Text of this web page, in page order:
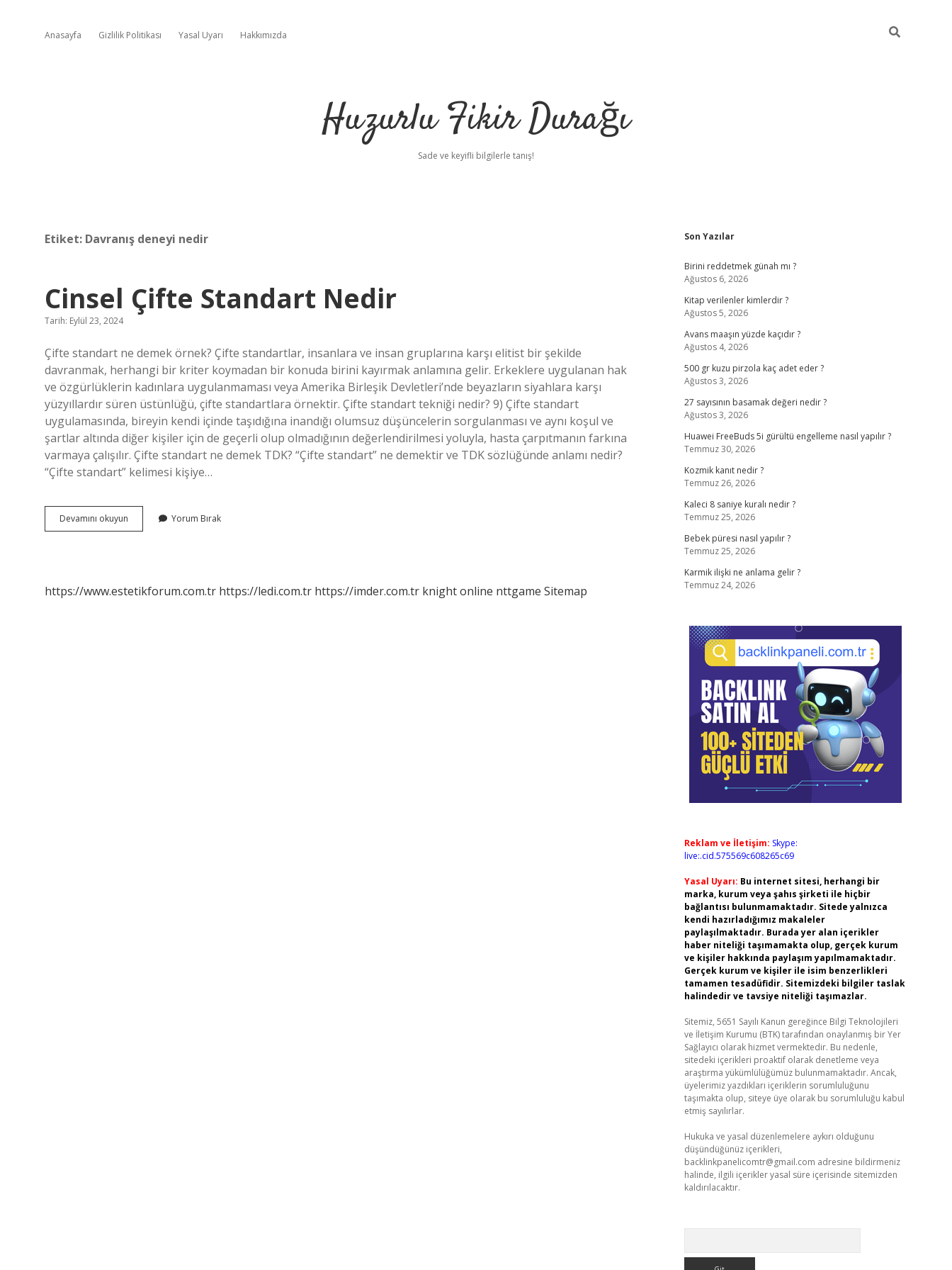
Anasayfa Gizlilik Politikası Yasal Uyarı Hakkımızda
Huzurlu Fikir Durağı
Sade ve keyifli bilgilerle tanış!
Etiket: Davranış deneyi nedir
Cinsel Çifte Standart Nedir
Tarih: Eylül 23, 2024
Çifte standart ne demek örnek? Çifte standartlar, insanlara ve insan gruplarına karşı elitist bir şekilde
davranmak, herhangi bir kriter koymadan bir konuda birini kayırmak anlamına gelir. Erkeklere uygulanan hak
ve özgürlüklerin kadınlara uygulanmaması veya Amerika Birleşik Devletleri’nde beyazların siyahlara karşı
yüzyıllardır süren üstünlüğü, çifte standartlara örnektir. Çifte standart tekniği nedir? 9) Çifte standart
uygulamasında, bireyin kendi içinde taşıdığına inandığı olumsuz düşüncelerin sorgulanması ve aynı koşul ve
şartlar altında diğer kişiler için de geçerli olup olmadığının değerlendirilmesi yoluyla, hasta çarpıtmanın farkına
varmaya çalışılır. Çifte standart ne demek TDK? “Çifte standart” ne demektir ve TDK sözlüğünde anlamı nedir?
“Çifte standart” kelimesi kişiye…
Devamını okuyun
Çifte
Yorum Bırak
https://www.estetikforum.com.tr https://ledi.com.tr https://imder.com.tr knight online nttgame Sitemap
Sidebar
Son Yazılar
Birini reddetmek günah mı ?
Ağustos 6, 2026
Kitap verilenler kimlerdir ?
Ağustos 5, 2026
Avans maaşın yüzde kaçıdır ?
Ağustos 4, 2026
500 gr kuzu pirzola kaç adet eder ?
Ağustos 3, 2026
27 sayısının basamak değeri nedir ?
Ağustos 3, 2026
Huawei FreeBuds 5i gürültü engelleme nasıl yapılır ?
Temmuz 30, 2026
Kozmik kanıt nedir ?
Temmuz 26, 2026
Kaleci 8 saniye kuralı nedir ?
Temmuz 25, 2026
Bebek püresi nasıl yapılır ?
Temmuz 25, 2026
Karmik ilişki ne anlama gelir ?
Temmuz 24, 2026
Reklam ve İletişim: Skype:
live:.cid.575569c608265c69
Yasal Uyarı: Bu internet sitesi, herhangi bir
marka, kurum veya şahıs şirketi ile hiçbir
bağlantısı bulunmamaktadır. Sitede yalnızca
kendi hazırladığımız makaleler
paylaşılmaktadır. Burada yer alan içerikler
haber niteliği taşımamakta olup, gerçek kurum
ve kişiler hakkında paylaşım yapılmamaktadır.
Gerçek kurum ve kişiler ile isim benzerlikleri
tamamen tesadüfidir. Sitemizdeki bilgiler taslak
halindedir ve tavsiye niteliği taşımazlar.
Sitemiz, 5651 Sayılı Kanun gereğince Bilgi Teknolojileri
ve İletişim Kurumu (BTK) tarafından onaylanmış bir Yer
Sağlayıcı olarak hizmet vermektedir. Bu nedenle,
sitedeki içerikleri proaktif olarak denetleme veya
araştırma yükümlülüğümüz bulunmamaktadır. Ancak,
üyelerimiz yazdıkları içeriklerin sorumluluğunu
taşımakta olup, siteye üye olarak bu sorumluluğu kabul
etmiş sayılırlar.
Hukuka ve yasal düzenlemelere aykırı olduğunu
düşündüğünüz içerikleri,
backlinkpanelicomtr@gmail.com adresine bildirmeniz
halinde, ilgili içerikler yasal süre içerisinde sitemizden
kaldırılacaktır.
ilbet giriş